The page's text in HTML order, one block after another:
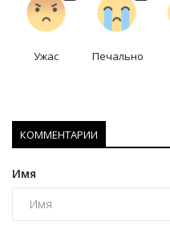
Ужас Печально
КОММЕНТАРИИ
Имя